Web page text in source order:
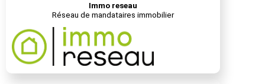
Immo reseau
Réseau de mandataires immobilier